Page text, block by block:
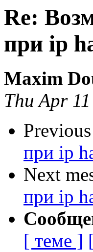
Re:
при ip
Maxim
Thu Apr
при ip
Next
при ip
[ теме ]